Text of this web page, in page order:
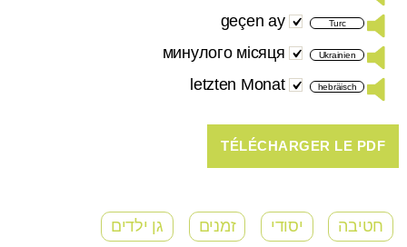
Turc
geçen ay
Ukrainien
минулого місяця
hebräisch
letzten Monat
חטיבה יסודי זמנים גן ילדים